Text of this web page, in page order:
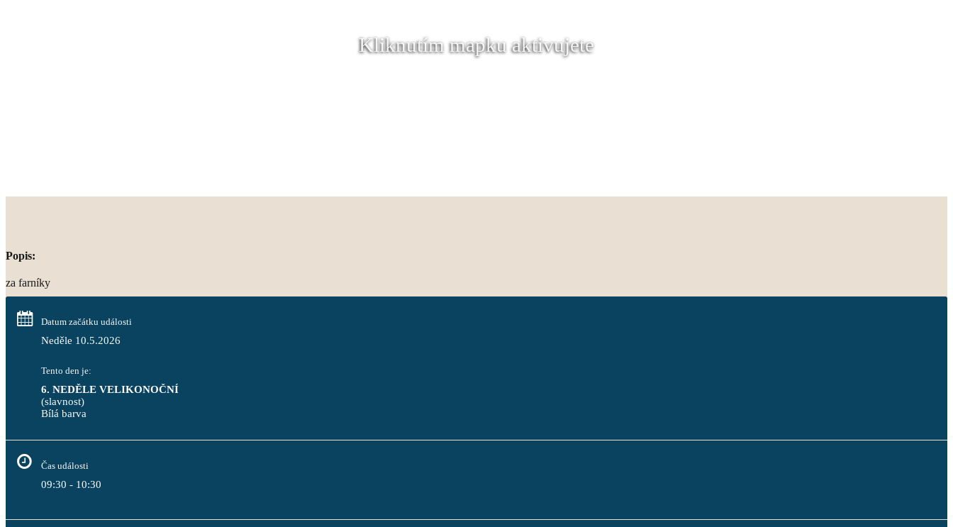
Kliknutím mapku aktivujete
Popis:
za farníky
Datum začátku události
Neděle 10.5.2026
Tento den je:
6. NEDĚLE VELIKONOČNÍ
(slavnost)
Bílá barva
Čas události
09:30 - 10:30